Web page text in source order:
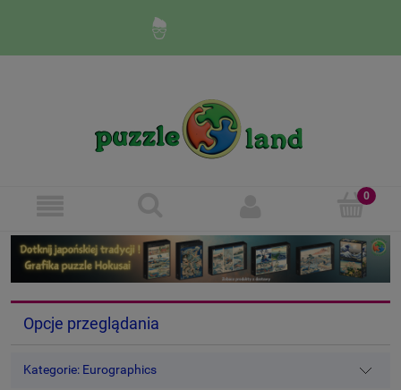
Opcje przeglądania
Kategorie: Eurographics